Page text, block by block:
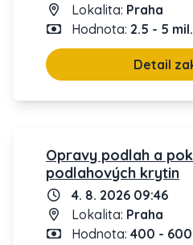
Lokalita: Praha
Hodnota: 2.5 - 5
Detail
Opravy podlah a
podlahových krytin
4. 8. 2026 09:46
Lokalita: Praha
Hodnota: 400 -